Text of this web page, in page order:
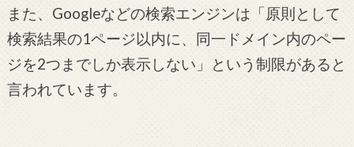
また、Googleなどの検索エンジンは「原則として
検索結果の1ページ以内に、同一ドメイン内のペー
ジを2つまでしか表示しない」という制限があると
言われています。